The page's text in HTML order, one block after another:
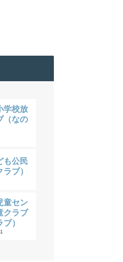
学校放
（なの
も公民
ブ）
童セン
クラブ
）